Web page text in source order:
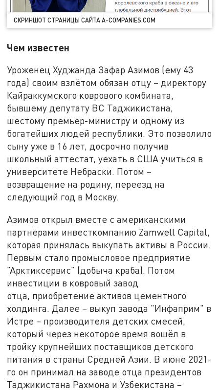
СКРИНШОТ СТРАНИЦЫ САЙТА A-COMPANIES.COM
Чем известен
Уроженец Худжанда Зафар Азимов (ему 43
года) своим взлётом обязан отцу – директору
Кайраккумского коврового комбината,
бывшему депутату ВС Таджикистана,
шестому премьер-министру и одному из
богатейших людей республики. Это позволило
сыну уже в 16 лет, досрочно получив
школьный аттестат, уехать в США учиться в
университете Небраски. Потом –
возвращение на родину, переезд на
следующий год в Москву.
Азимов открыл вместе с американскими
партнёрами инвесткомпанию Zamwell Capital,
которая принялась выкупать активы в России.
Первым стало промысловое предприятие
"Арктиксервис" (добыча краба). Потом
инвестиции в ковровый завод
отца, приобретение активов цементного
холдинга. Далее – выкуп завода "Инфаприм" в
Истре – производителя детских смесей,
который через некоторое время вошёл в
тройку крупнейших поставщиков детского
питания в страны Средней Азии. В июне 2021-
го он принимал на заводе отца президентов
Таджикистана Рахмона и Узбекистана –